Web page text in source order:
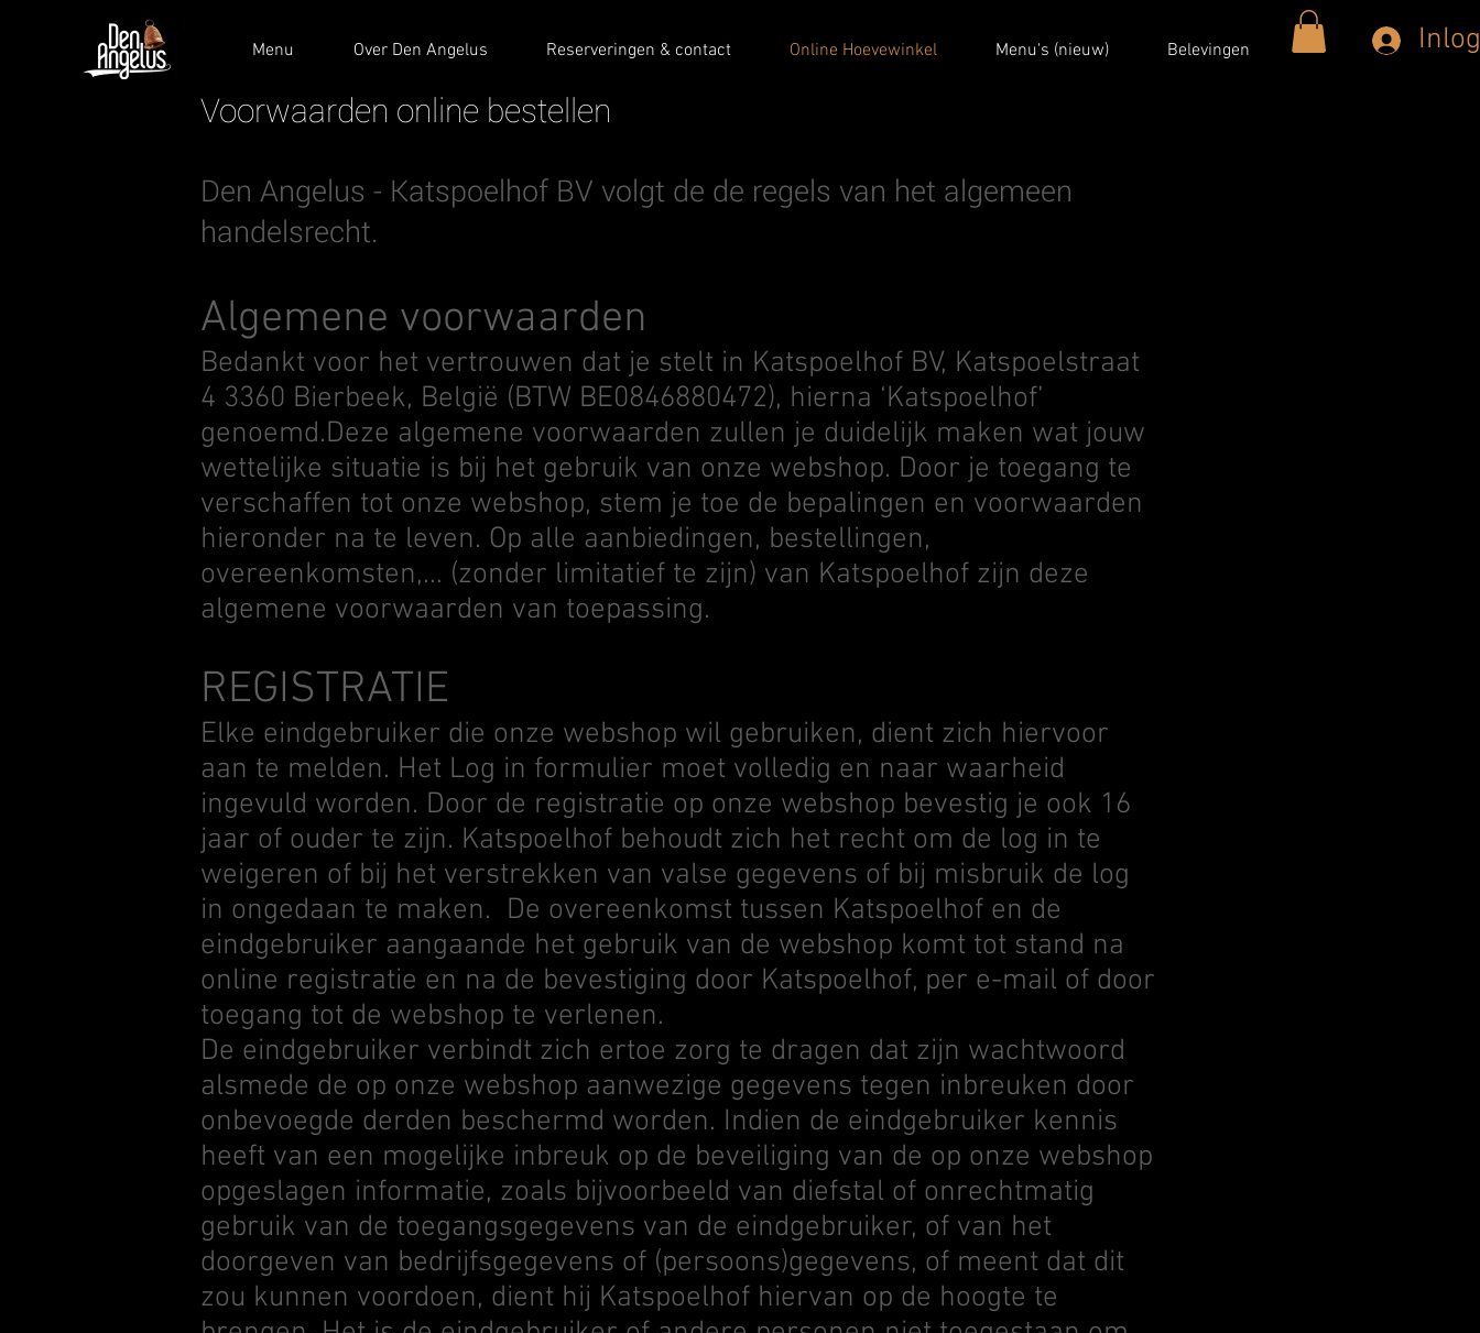
Menu Over Den Angelus Reserveringen & contact Online Hoevewinkel Menu's (nieuw) Belevingen
Voorwaarden online bestellen
Den Angelus - Katspoelhof BV volgt de de regels van het algemeen
handelsrecht.
Algemene voorwaarden
Bedankt voor het vertrouwen dat je stelt in Katspoelhof BV, Katspoelstraat
4 3360 Bierbeek, België (BTW BE0846880472), hierna ‘Katspoelhof’
genoemd.Deze algemene voorwaarden zullen je duidelijk maken wat jouw
wettelijke situatie is bij het gebruik van onze webshop. Door je toegang te
verschaffen tot onze webshop, stem je toe de bepalingen en voorwaarden
hieronder na te leven. Op alle aanbiedingen, bestellingen,
overeenkomsten,… (zonder limitatief te zijn) van Katspoelhof zijn deze
algemene voorwaarden van toepassing.
REGISTRATIE
Elke eindgebruiker die onze webshop wil gebruiken, dient zich hiervoor
aan te melden. Het Log in formulier moet volledig en naar waarheid
ingevuld worden. Door de registratie op onze webshop bevestig je ook 16
jaar of ouder te zijn. Katspoelhof behoudt zich het recht om de log in te
weigeren of bij het verstrekken van valse gegevens of bij misbruik de log
in ongedaan te maken. De overeenkomst tussen Katspoelhof en de
eindgebruiker aangaande het gebruik van de webshop komt tot stand na
online registratie en na de bevestiging door Katspoelhof, per e-mail of door
toegang tot de webshop te verlenen.
De eindgebruiker verbindt zich ertoe zorg te dragen dat zijn wachtwoord
alsmede de op onze webshop aanwezige gegevens tegen inbreuken door
onbevoegde derden beschermd worden. Indien de eindgebruiker kennis
heeft van een mogelijke inbreuk op de beveiliging van de op onze webshop
opgeslagen informatie, zoals bijvoorbeeld van diefstal of onrechtmatig
gebruik van de toegangsgegevens van de eindgebruiker, of van het
doorgeven van bedrijfsgegevens of (persoons)gegevens, of meent dat dit
zou kunnen voordoen, dient hij Katspoelhof hiervan op de hoogte te